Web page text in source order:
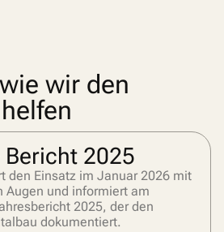
wir den
2025
den Einsatz im Januar 2026 mit
Augen und informiert am
2025, der den
dokumentiert.